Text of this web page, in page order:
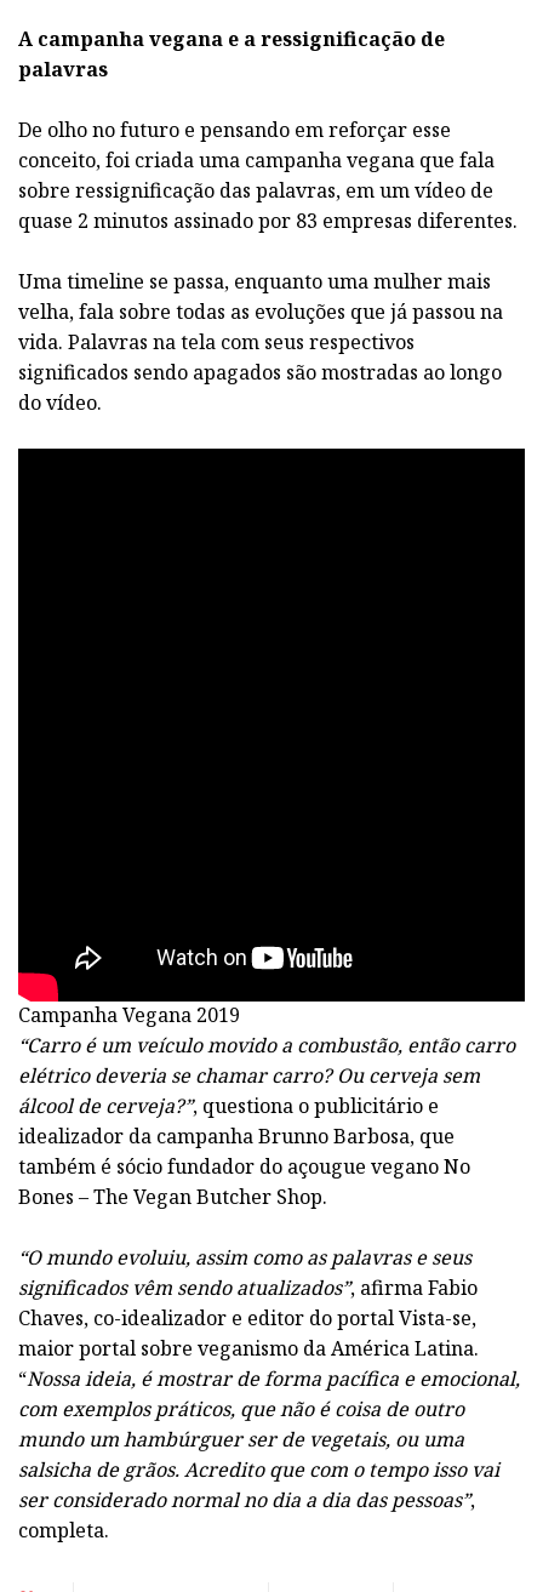
A campanha vegana e a ressignificação de
palavras
De olho no futuro e pensando em reforçar esse
conceito, foi criada uma campanha vegana que fala
sobre ressignificação das palavras, em um vídeo de
quase 2 minutos assinado por 83 empresas diferentes.
Uma timeline se passa, enquanto uma mulher mais
velha, fala sobre todas as evoluções que já passou na
vida. Palavras na tela com seus respectivos
significados sendo apagados são mostradas ao longo
do vídeo.
Campanha Vegana 2019
“Carro é um veículo movido a combustão, então carro
elétrico deveria se chamar carro? Ou cerveja sem
álcool de cerveja?”, questiona o publicitário e
idealizador da campanha Brunno Barbosa, que
também é sócio fundador do açougue vegano No
Bones – The Vegan Butcher Shop.
“O mundo evoluiu, assim como as palavras e seus
significados vêm sendo atualizados”, afirma Fabio
Chaves, co-idealizador e editor do portal Vista-se,
maior portal sobre veganismo da América Latina.
“Nossa ideia, é mostrar de forma pacífica e emocional,
com exemplos práticos, que não é coisa de outro
mundo um hambúrguer ser de vegetais, ou uma
salsicha de grãos. Acredito que com o tempo isso vai
ser considerado normal no dia a dia das pessoas”,
completa.